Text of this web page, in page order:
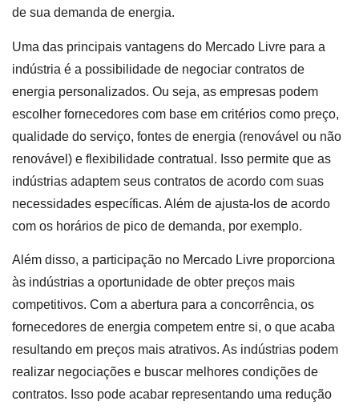
de sua demanda de energia.
Uma das principais vantagens do Mercado Livre para a
indústria é a possibilidade de negociar contratos de
energia personalizados. Ou seja, as empresas podem
escolher fornecedores com base em critérios como preço,
qualidade do serviço, fontes de energia (renovável ou não
renovável) e flexibilidade contratual. Isso permite que as
indústrias adaptem seus contratos de acordo com suas
necessidades específicas. Além de ajusta-los de acordo
com os horários de pico de demanda, por exemplo.
Além disso, a participação no Mercado Livre proporciona
às indústrias a oportunidade de obter preços mais
competitivos. Com a abertura para a concorrência, os
fornecedores de energia competem entre si, o que acaba
resultando em preços mais atrativos. As indústrias podem
realizar negociações e buscar melhores condições de
contratos. Isso pode acabar representando uma redução